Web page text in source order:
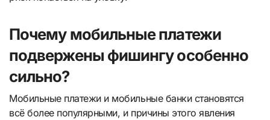
Почему мобильные платежи
подвержены фишингу особенно
сильно?
Мобильные платежи и мобильные банки становятся
всё более популярными, и причины этого явления